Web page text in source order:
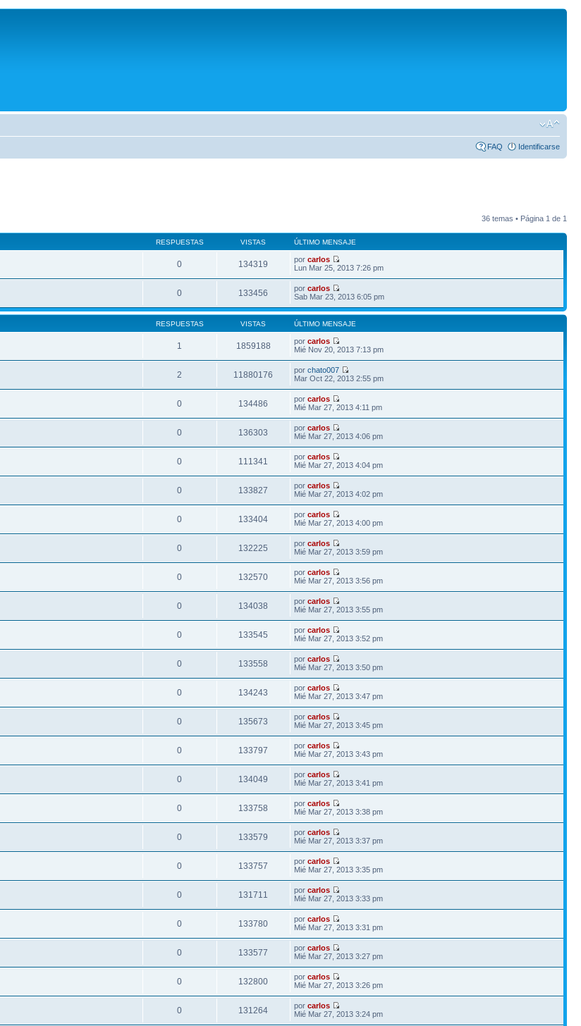
FAQ Identificarse
36 temas • Página 1 de 1
RESPUESTAS VISTAS ÚLTIMO MENSAJE
0 134319 porcarlos
Lun Mar 25, 2013 7:26 pm
0 133456 porcarlos
Sab Mar 23, 2013 6:05 pm
RESPUESTAS VISTAS ÚLTIMO MENSAJE
1 1859188 porcarlos
Mié Nov 20, 2013 7:13 pm
2 11880176 porchato007
Mar Oct 22, 2013 2:55 pm
0 134486 porcarlos
Mié Mar 27, 2013 4:11 pm
0 136303 porcarlos
Mié Mar 27, 2013 4:06 pm
0 111341 porcarlos
Mié Mar 27, 2013 4:04 pm
0 133827 porcarlos
Mié Mar 27, 2013 4:02 pm
0 133404 porcarlos
Mié Mar 27, 2013 4:00 pm
0 132225 porcarlos
Mié Mar 27, 2013 3:59 pm
0 132570 porcarlos
Mié Mar 27, 2013 3:56 pm
0 134038 porcarlos
Mié Mar 27, 2013 3:55 pm
0 133545 porcarlos
Mié Mar 27, 2013 3:52 pm
0 133558 porcarlos
Mié Mar 27, 2013 3:50 pm
0 134243 porcarlos
Mié Mar 27, 2013 3:47 pm
0 135673 porcarlos
Mié Mar 27, 2013 3:45 pm
0 133797 porcarlos
Mié Mar 27, 2013 3:43 pm
0 134049 porcarlos
Mié Mar 27, 2013 3:41 pm
0 133758 porcarlos
Mié Mar 27, 2013 3:38 pm
0 133579 porcarlos
Mié Mar 27, 2013 3:37 pm
0 133757 porcarlos
Mié Mar 27, 2013 3:35 pm
0 131711 porcarlos
Mié Mar 27, 2013 3:33 pm
0 133780 porcarlos
Mié Mar 27, 2013 3:31 pm
0 133577 porcarlos
Mié Mar 27, 2013 3:27 pm
0 132800 porcarlos
Mié Mar 27, 2013 3:26 pm
0 131264 porcarlos
Mié Mar 27, 2013 3:24 pm